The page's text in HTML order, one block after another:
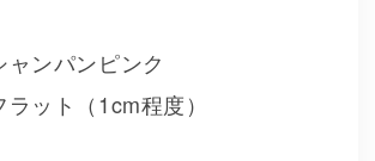
ャンパンピンク
ラット（1cm程度）